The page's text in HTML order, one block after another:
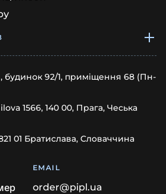
будинок 92/1, приміщення 68 (Пн-
1566, 140 00, Прага, Чеська
01 Братислава, Словаччина
EMAIL
order@pipl.ua